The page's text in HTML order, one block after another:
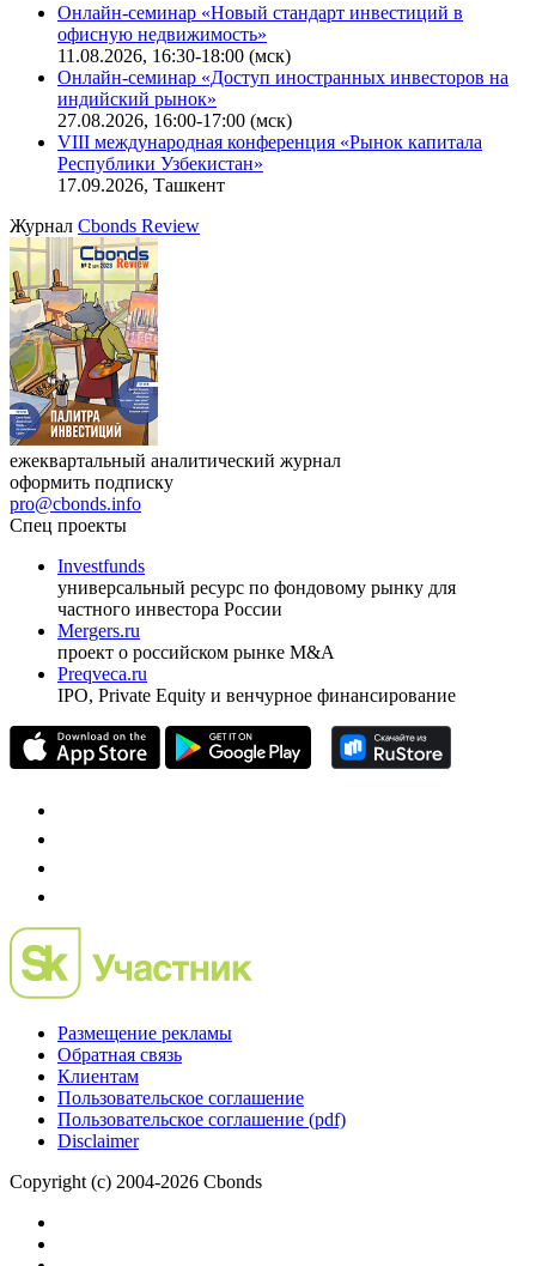
Онлайн-семинар «Новый стандарт инвестиций в
офисную недвижимость»
11.08.2026, 16:30-18:00 (мск)
Онлайн-семинар «Доступ иностранных инвесторов на
индийский рынок»
27.08.2026, 16:00-17:00 (мск)
VIII международная конференция «Рынок капитала
Республики Узбекистан»
17.09.2026, Ташкент
Журнал Cbonds Review
ежеквартальный аналитический журнал
оформить подписку
pro@cbonds.info
Спец проекты
Investfunds
универсальный ресурс по фондовому рынку для
частного инвестора России
Mergers.ru
проект о российском рынке M&A
Preqveca.ru
IPO, Private Equity и венчурное финансирование
Размещение рекламы
Обратная связь
Клиентам
Пользовательское соглашение
Пользовательское соглашение (pdf)
Disclaimer
Copyright (c) 2004-2026 Cbonds